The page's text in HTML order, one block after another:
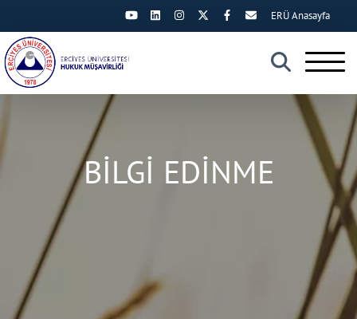
×
ERÜ Anasayfa
BİLGİ EDİNME